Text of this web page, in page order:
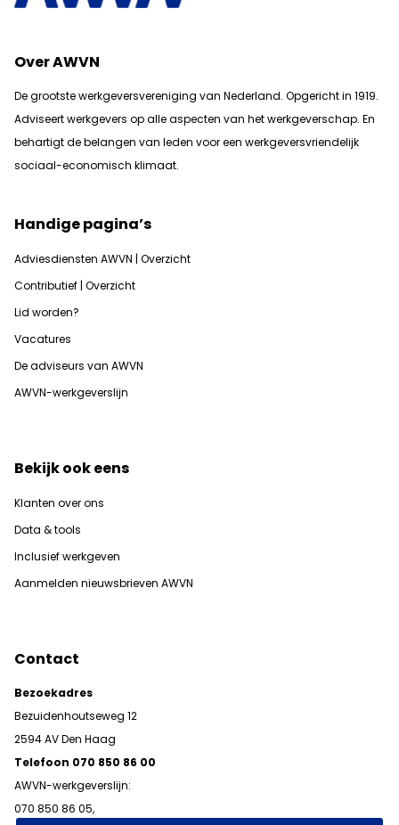
Over AWVN
De grootste werkgeversvereniging van Nederland. Opgericht in 1919.
Adviseert werkgevers op alle aspecten van het werkgeverschap. En
behartigt de belangen van leden voor een werkgeversvriendelijk
sociaal-economisch klimaat.
Handige pagina’s
Adviesdiensten AWVN | Overzicht
Contributief | Overzicht
Lid worden?
Vacatures
De adviseurs van AWVN
AWVN-werkgeverslijn
Bekijk ook eens
Klanten over ons
Data & tools
Inclusief werkgeven
Aanmelden nieuwsbrieven AWVN
Contact
Bezoekadres
Bezuidenhoutseweg 12
2594 AV Den Haag
Telefoon 070 850 86 00
AWVN-werkgeverslijn:
070 850 86 05,